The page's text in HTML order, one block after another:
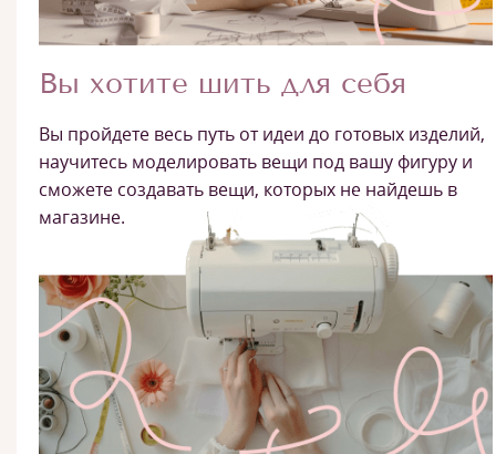
Вы хотите шить для себя
Вы пройдете весь путь от идеи до готовых изделий,
научитесь моделировать вещи под вашу фигуру и
сможете создавать вещи, которых не найдешь в
магазине.